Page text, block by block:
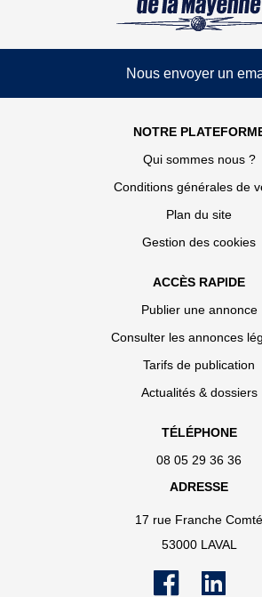
Nous envoyer un
NOTRE
Qui sommes nous ?
Conditions générales de
Plan du site
Gestion des cookies
ACCÈS RAPIDE
Publier une annonce
Consulter les annonces
Tarifs de publication
Actualités & dossiers
TÉLÉPHONE
08 05 29 36 36
ADRESSE
17 rue Franche Comté
53000 LAVAL